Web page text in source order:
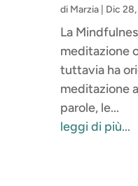
di Marzia Dic
La
meditazione
tuttavia ha
meditazione
parole, le...
leggi di più...